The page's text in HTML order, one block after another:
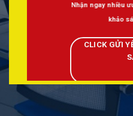
Nhận ngay nhiều
khảo
CLICK GỬI